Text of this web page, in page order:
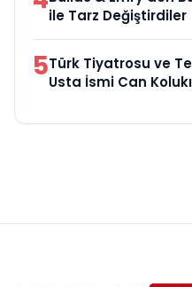
ile Tarz Değiştirdiler
5Türk Tiyatrosu ve
Usta İsmi Can